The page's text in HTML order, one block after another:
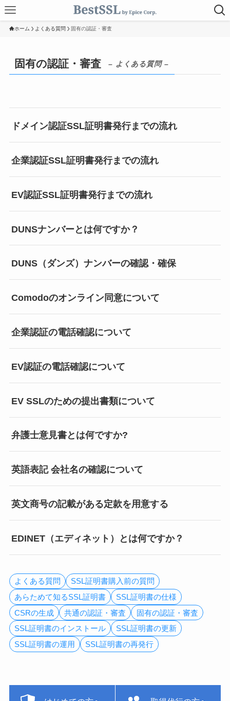
ホーム よくある質問 固有の認証・審査
固有の認証・審査 – よくある質問 –
ドメイン認証SSL証明書発行までの流れ
企業認証SSL証明書発行までの流れ
EV認証SSL証明書発行までの流れ
DUNSナンバーとは何ですか？
DUNS（ダンズ）ナンバーの確認・確保
Comodoのオンライン同意について
企業認証の電話確認について
EV認証の電話確認について
EV SSLのための提出書類について
弁護士意見書とは何ですか?
英語表記 会社名の確認について
英文商号の記載がある定款を用意する
EDINET（エディネット）とは何ですか？
よくある質問
SSL証明書購入前の質問
あらためて知るSSL証明書
SSL証明書の仕様
CSRの生成
共通の認証・審査
固有の認証・審査
SSL証明書のインストール
SSL証明書の更新
SSL証明書の運用
SSL証明書の再発行